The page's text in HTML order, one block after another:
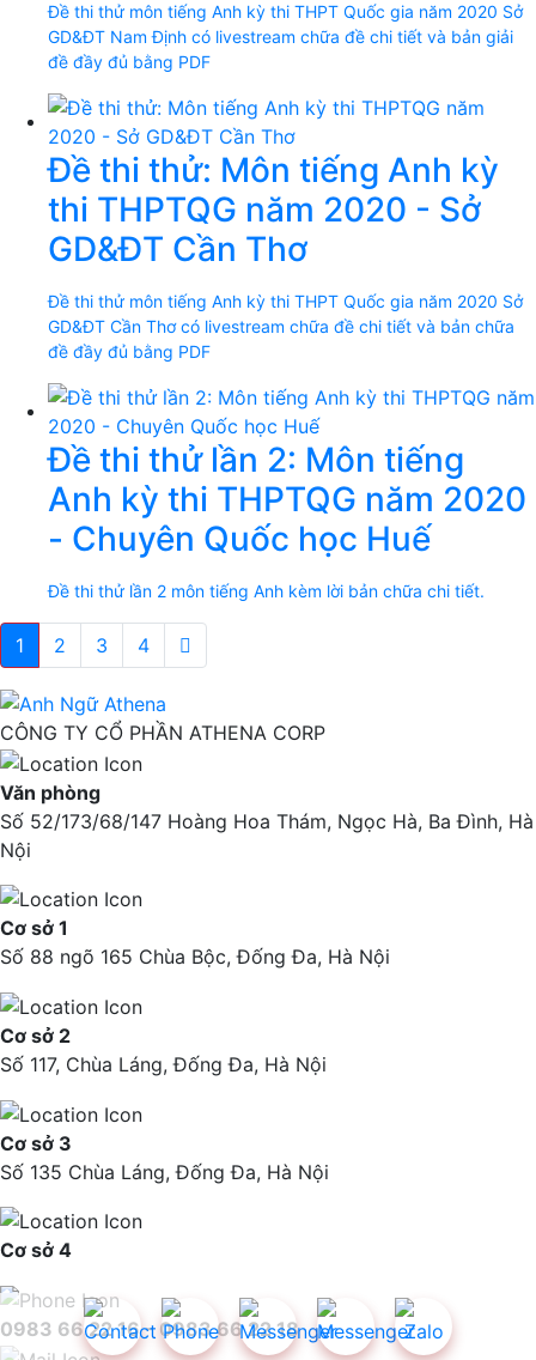
Đề thi thử môn tiếng Anh kỳ thi THPT Quốc gia năm 2020 Sở
GD&ĐT Nam Định có livestream chữa đề chi tiết và bản giải
đề đầy đủ bằng PDF
Đề thi thử: Môn tiếng Anh kỳ
thi THPTQG năm 2020 - Sở
GD&ĐT Cần Thơ
Đề thi thử môn tiếng Anh kỳ thi THPT Quốc gia năm 2020 Sở
GD&ĐT Cần Thơ có livestream chữa đề chi tiết và bản chữa
đề đầy đủ bằng PDF
Đề thi thử lần 2: Môn tiếng
Anh kỳ thi THPTQG năm 2020
- Chuyên Quốc học Huế
Đề thi thử lần 2 môn tiếng Anh kèm lời bản chữa chi tiết.
1 (current)
2 3 4
CÔNG TY CỔ PHẦN ATHENA CORP
Văn phòng
Số 52/173/68/147 Hoàng Hoa Thám, Ngọc Hà, Ba Đình, Hà
Nội
Cơ sở 1
Số 88 ngõ 165 Chùa Bộc, Đống Đa, Hà Nội
Cơ sở 2
Số 117, Chùa Láng, Đống Đa, Hà Nội
Cơ sở 3
Số 135 Chùa Láng, Đống Đa, Hà Nội
Cơ sở 4
0983 66 22 16 - 0983 66 22 18